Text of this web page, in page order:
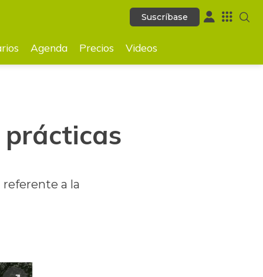
Suscríbase
Suscríbase
Agenda Precios Videos
prácticas
a la